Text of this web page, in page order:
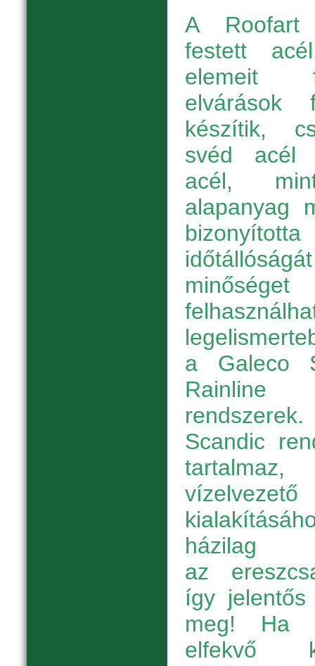
A Roofart
festett
elemeit
elvárások
készítik,
svéd acél
acél,
alapanyag
a Galeco
Scandic
házilag
az
így jelentős
meg! Ha
elfekvő